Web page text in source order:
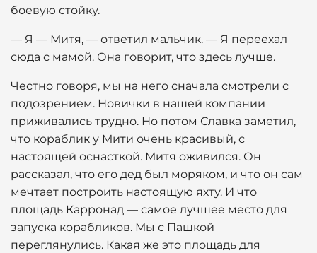
боевую стойку.
— Я — Митя, — ответил мальчик. — Я переехал
сюда с мамой. Она говорит, что здесь лучше.
Честно говоря, мы на него сначала смотрели с
подозрением. Новички в нашей компании
приживались трудно. Но потом Славка заметил,
что кораблик у Мити очень красивый, с
настоящей оснасткой. Митя оживился. Он
рассказал, что его дед был моряком, и что он сам
мечтает построить настоящую яхту. И что
площадь Карронад — самое лучшее место для
запуска корабликов. Мы с Пашкой
переглянулись. Какая же это площадь для